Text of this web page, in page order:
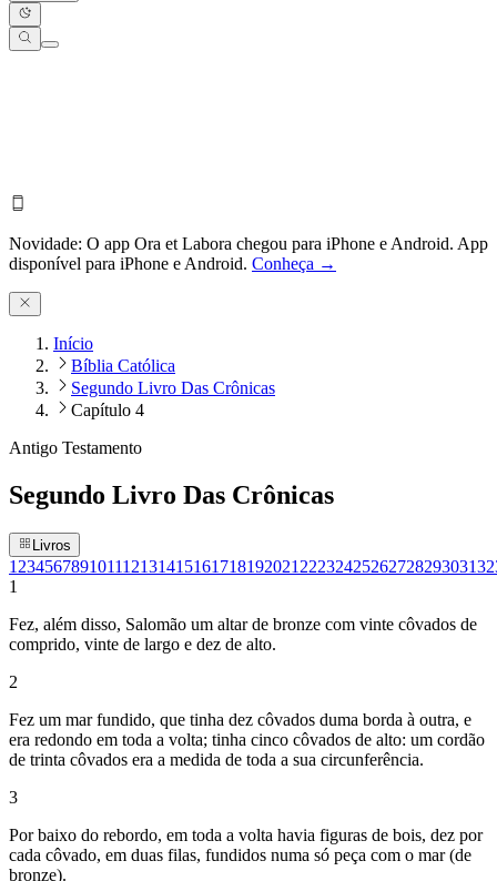
Novidade: O app Ora et Labora chegou para iPhone e Android. App
disponível para iPhone e Android. Conheça →
Início
Bíblia Católica
Segundo Livro Das Crônicas
Capítulo 4
Antigo Testamento
Segundo Livro Das Crônicas
Livros
1 23456789101112131415161718192021 2223242526272829303132
1
Fez, além disso, Salomão um altar de bronze com vinte côvados de
comprido, vinte de largo e dez de alto.
2
Fez um mar fundido, que tinha dez côvados duma borda à outra, e
era redondo em toda a volta; tinha cinco côvados de alto: um cordão
de trinta côvados era a medida de toda a sua circunferência.
3
Por baixo do rebordo, em toda a volta havia figuras de bois, dez por
cada côvado, em duas filas, fundidos numa só peça com o mar (de
bronze).